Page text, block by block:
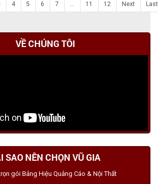
VỀ CHÚNG TÔI
SAO NÊN CHỌN VŨ GIA
gói Bảng Hiệu Quảng Cáo & Nội Thất
4 5 6 7 ... 11 12 Next Last